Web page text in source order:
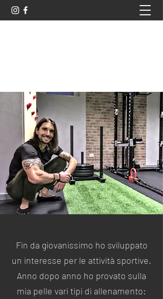
Fin da giovanissimo ho sviluppato
un interesse per le attività sportive.
Anno dopo anno ho provato sulla
mia pelle vari tipi di allenamento: